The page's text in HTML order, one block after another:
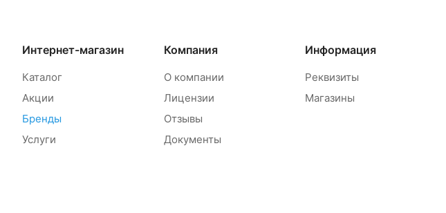
Интернет-магазин
Каталог
Акции
Бренды
Услуги
Компания
О компании
Лицензии
Отзывы
Документы
Информация
Реквизиты
Магазины